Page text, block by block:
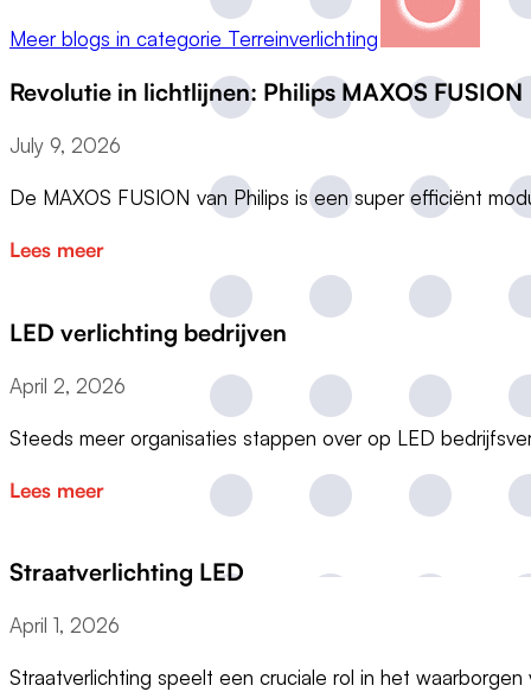
Meer blogs in categorie Terreinverlichting
Revolutie in lichtlijnen: Philips MAXOS FUSION
July 9, 2026
De MAXOS FUSION van Philips is een super efficiënt
Lees meer
LED verlichting bedrijven
April 2, 2026
Steeds meer organisaties stappen over op LED
Lees meer
Straatverlichting LED
April 1, 2026
Straatverlichting speelt een cruciale rol in het